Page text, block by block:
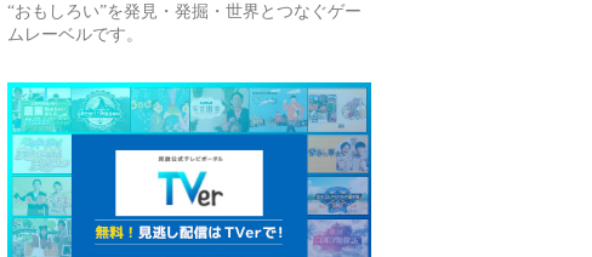
“おもしろい”を発見・発掘・世界とつなぐゲー
ムレーベルです。